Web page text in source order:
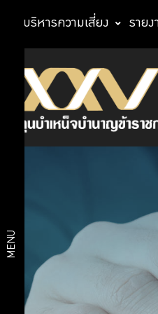
การบริหารความเสี่ยง รายง
MENU
เกี่ยว
กับ
กบข.
โครงสร้าง
สถิติ
สัญลักษ
วิสัยทัศน์
แผนการ
และผ
ยุทธ